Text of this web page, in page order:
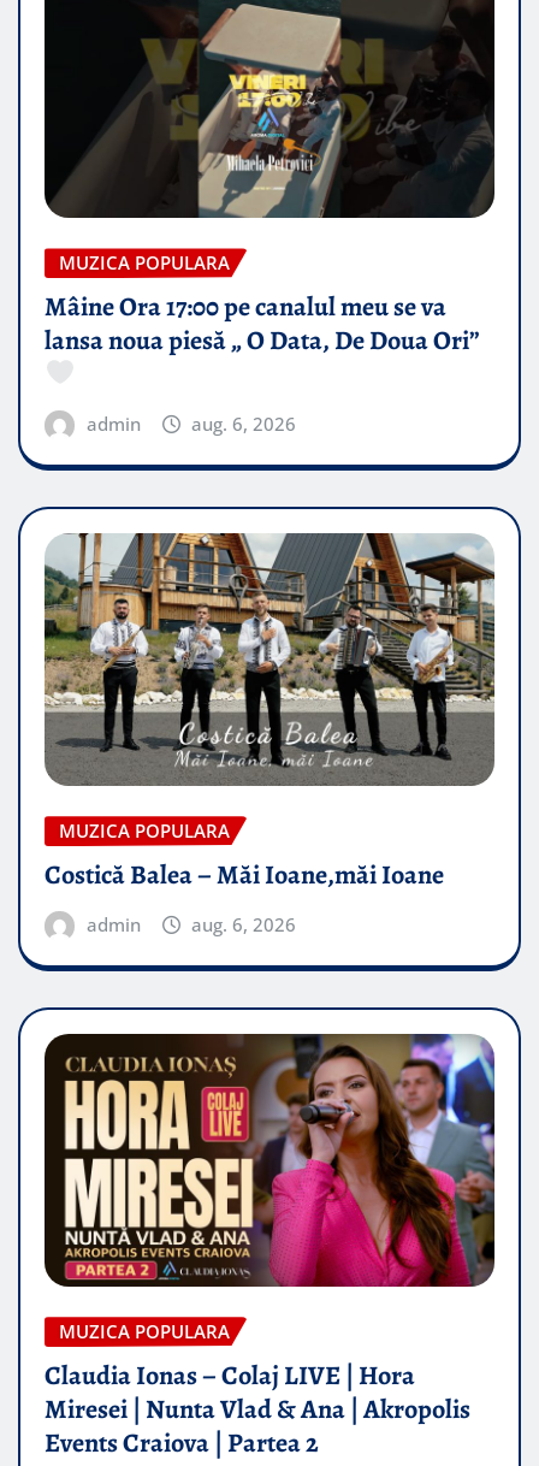
MUZICA POPULARA
Mâine Ora 17:00 pe canalul meu se va
lansa noua piesă „ O Data, De Doua Ori”
admin aug. 6, 2026
MUZICA POPULARA
Costică Balea – Măi Ioane,măi Ioane
admin aug. 6, 2026
MUZICA POPULARA
Claudia Ionas – Colaj LIVE | Hora
Miresei | Nunta Vlad & Ana | Akropolis
Events Craiova | Partea 2